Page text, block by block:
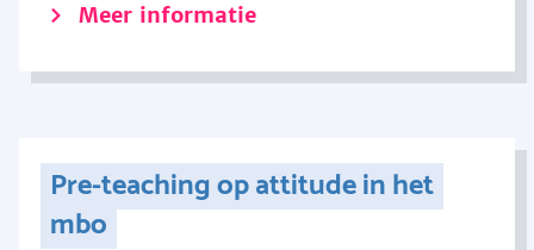
Meer informatie
Pre-teaching op attitude in het
mbo